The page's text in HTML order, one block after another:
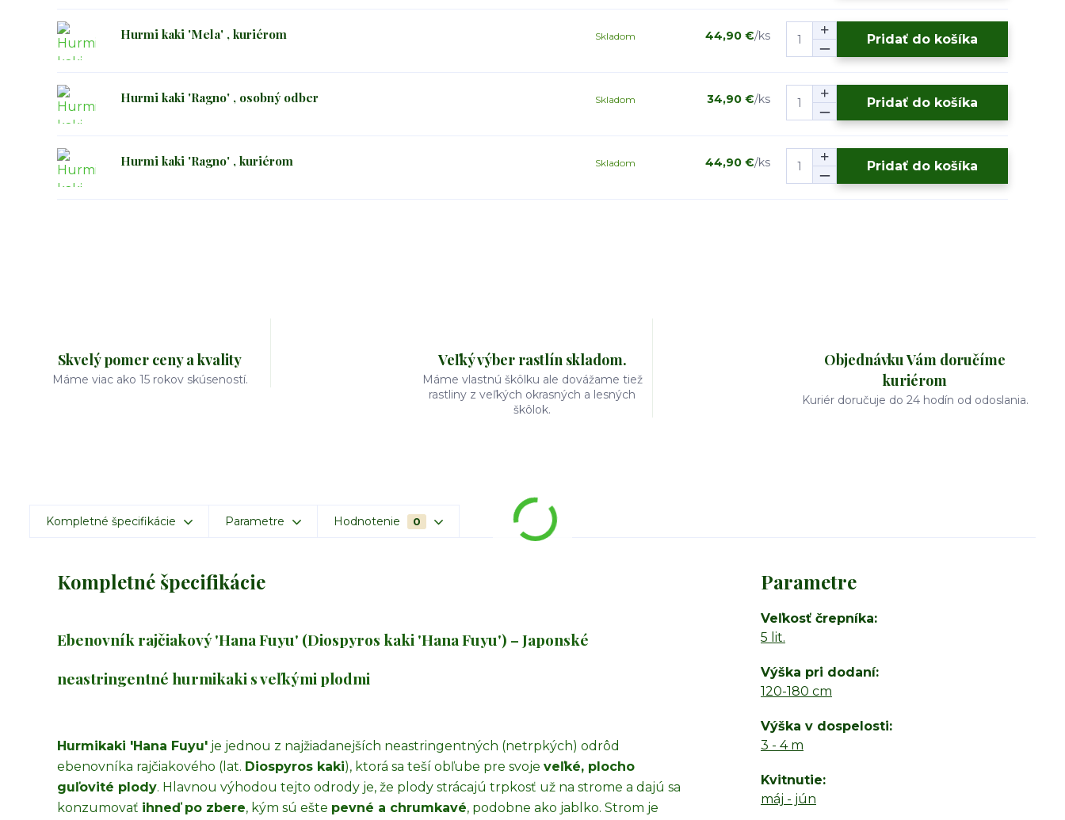
Hurmi kaki 'Mela' , kuriérom 44,90 €/ks
Skladom Pridať do košíka
Hurmi kaki 'Ragno' , osobný odber 34,90 €/ks
Skladom Pridať do košíka
Hurmi kaki 'Ragno' , kuriérom 44,90 €/ks
Skladom Pridať do košíka
Skvelý pomer ceny a kvality
Máme viac ako 15 rokov skúseností.
Veľký výber rastlín skladom.
Máme vlastnú škôlku ale dovážame tiež
rastliny z veľkých okrasných a lesných
škôlok.
Objednávku Vám doručíme
kuriérom
Kuriér doručuje do 24 hodín od odoslania.
Kompletné špecifikácie Parametre Hodnotenie 0
Kompletné špecifikácie
Ebenovník rajčiakový 'Hana Fuyu' (Diospyros kaki 'Hana Fuyu') – Japonské
neastringentné hurmikaki s veľkými plodmi
Hurmikaki 'Hana Fuyu' je jednou z najžiadanejších neastringentných (netrpkých) odrôd
ebenovníka rajčiakového (lat. Diospyros kaki), ktorá sa teší obľube pre svoje veľké, plocho
guľovité plody. Hlavnou výhodou tejto odrody je, že plody strácajú trpkosť už na strome a dajú sa
konzumovať ihneď po zbere, kým sú ešte pevné a chrumkavé, podobne ako jablko. Strom je
Parametre
Veľkosť črepníka
5 lit.
Výška pri dodaní
120-180 cm
Výška v dospelosti
3 - 4 m
Kvitnutie
máj - jún